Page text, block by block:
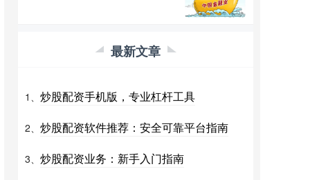
最新文章
1、 炒股配资手机版，专业杠杆工具
2、 炒股配资软件推荐：安全可靠平台指南
3、 炒股配资业务：新手入门指南